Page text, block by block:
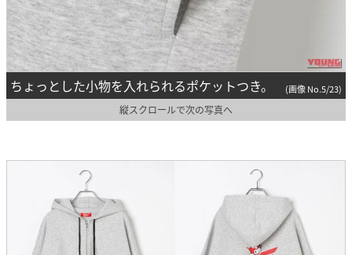
ちょっとした小物を入れられるポケットつき。 (画像 No.5/23)
縦スクロールで次の写真へ